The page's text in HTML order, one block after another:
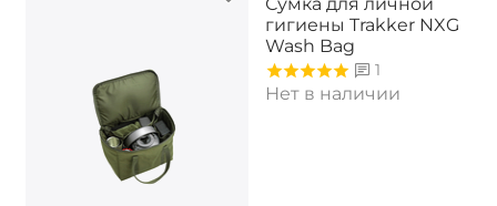
гигиены Trakker NXG
Wash Bag
1
Нет в наличии